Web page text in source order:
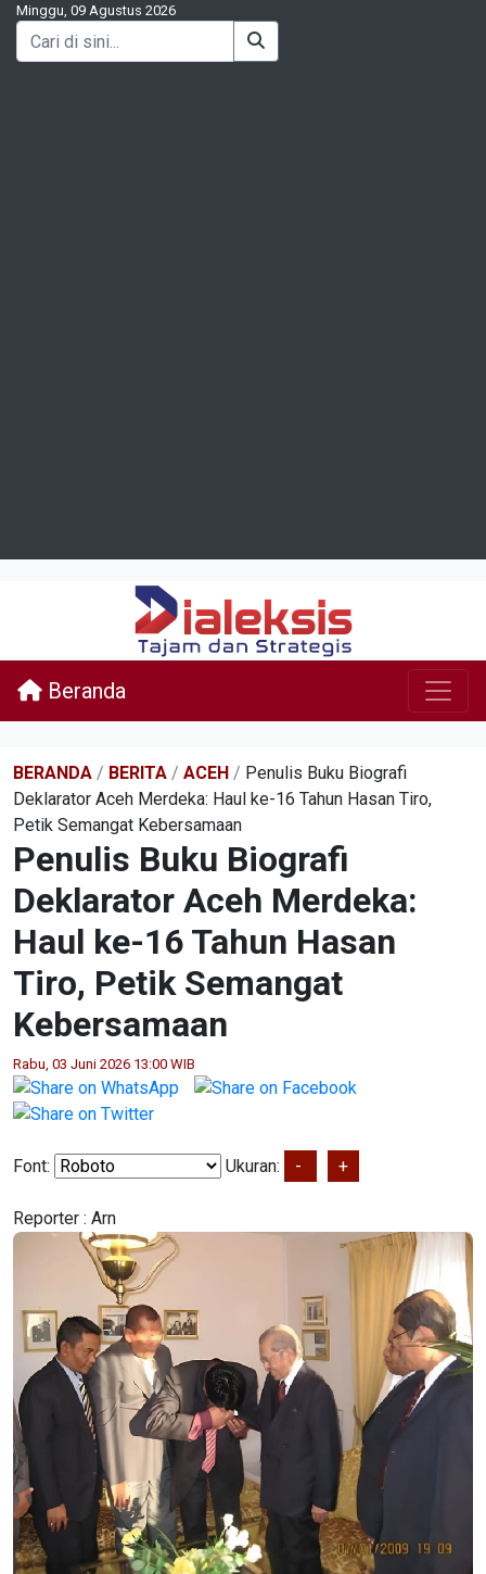
Minggu, 09 Agustus 2026
Beranda
BERANDA / BERITA / ACEH / Penulis Buku Biografi
Deklarator Aceh Merdeka: Haul ke-16 Tahun Hasan Tiro,
Petik Semangat Kebersamaan
Penulis Buku Biografi
Deklarator Aceh Merdeka:
Haul ke-16 Tahun Hasan
Tiro, Petik Semangat
Kebersamaan
Rabu, 03 Juni 2026 13:00 WIB
Font: Ukuran: - +
Reporter : Arn